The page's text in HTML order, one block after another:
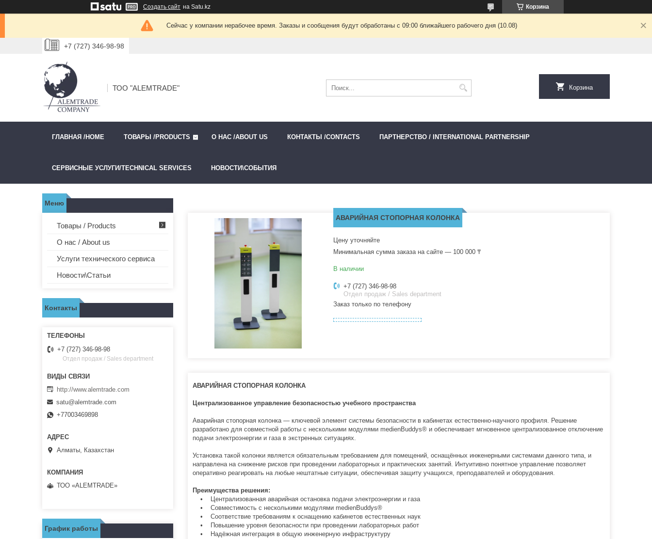
Создать сайт на Satu.kz Корзина
Сейчас у компании нерабочее время. Заказы и сообщения будут обработаны с 09:00 ближайшего рабочего дня (10.08)
+7 (727) 346-98-98
ТОО "ALEMTRADE" Корзина
ГЛАВНАЯ /HOME ТОВАРЫ /PRODUCTS О НАС /ABOUT US КОНТАКТЫ /CONTACTS ПАРТНЕРСТВО / INTERNATIONAL PARTNERSHIP
СЕРВИСНЫЕ УСЛУГИ/TECHNICAL SERVICES НОВОСТИ\СОБЫТИЯ
АВАРИЙНАЯ СТОПОРНАЯ КОЛОНКА
Цену уточняйте
Минимальная сумма заказа на сайте — 100 000 ₸
В наличии
+7 (727) 346-98-98
Отдел продаж / Sales department
Заказ только по телефону
АВАРИЙНАЯ СТОПОРНАЯ КОЛОНКА
Централизованное управление безопасностью учебного пространства
Аварийная стопорная колонка — ключевой элемент системы безопасности в кабинетах естественно-научного профиля. Решение
разработано для совместной работы с несколькими модулями medienBuddys®️ и обеспечивает мгновенное централизованное отключение
подачи электроэнергии и газа в экстренных ситуациях.
Установка такой колонки является обязательным требованием для помещений, оснащённых инженерными системами данного типа, и
направлена на снижение рисков при проведении лабораторных и практических занятий. Интуитивно понятное управление позволяет
оперативно реагировать на любые нештатные ситуации, обеспечивая защиту учащихся, преподавателей и оборудования.
Преимущества решения:
• Централизованная аварийная остановка подачи электроэнергии и газа
• Совместимость с несколькими модулями medienBuddys®️
• Соответствие требованиям к оснащению кабинетов естественных наук
• Повышение уровня безопасности при проведении лабораторных работ
• Надёжная интеграция в общую инженерную инфраструктуру
Товары / Products
О нас / About us
Услуги технического сервиса
Новости\Статьи
Контакты
+7 (727) 346-98-98
Отдел продаж / Sales department
http://www.alemtrade.com
satu@alemtrade.com
+77003469898
Алматы, Казахстан
ТОО «ALEMTRADE»
График работы